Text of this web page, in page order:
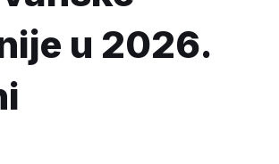
u 2026.